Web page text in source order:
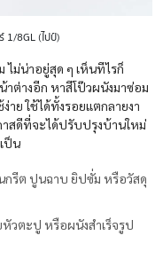
1/8GL (ไปป์)
ไม่น่าอยู่สุด ๆ เห็นทีไรก็
ต่างอีก หาสีโป๊วผนังมาซ่อม
าย ใช้ได้ทั้งรอยแตกลายงา
สดีที่จะได้ปรับปรุงบ้านใหม่
ป็น
รีต ปูนฉาบ ยิปซั่ม หรือวัสดุ
วตะปู หรือผนังสำเร็จรูป